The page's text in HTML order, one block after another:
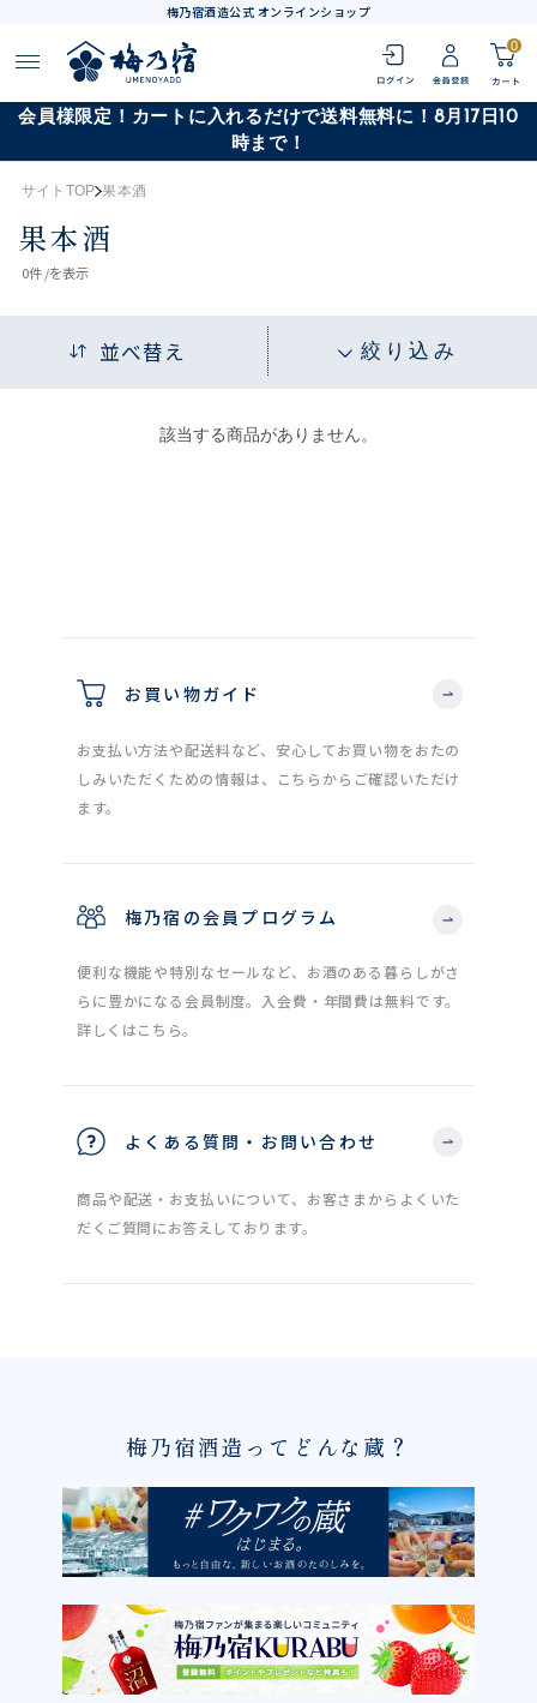
梅乃宿酒造公式 オンラインショップ
0
会員様限定！カートに入れるだけで送料無料に！8月17日10
時まで！
サイトTOP 果本酒
果本酒
0件 /を表示
並べ替え 絞り込み
該当する商品がありません。
お買い物ガイド
お支払い方法や配送料など、安心してお買い物をおたの
しみいただくための情報は、こちらからご確認いただけ
ます。
梅乃宿の会員プログラム
便利な機能や特別なセールなど、お酒のある暮らしがさ
らに豊かになる会員制度。入会費・年間費は無料です。
詳しくはこちら。
よくある質問・お問い合わせ
商品や配送・お支払いについて、お客さまからよくいた
だくご質問にお答えしております。
梅乃宿酒造ってどんな蔵？